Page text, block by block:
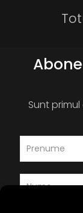
Sunt